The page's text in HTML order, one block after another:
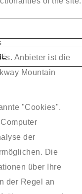
Anbieter ist die
Mountain
"Cookies".
der
Die
über Ihre
der Regel an